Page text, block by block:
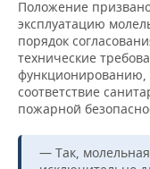
ФИГУРНОЕ
ВОДНЫЕ ВИДЫ
ХОККЕЙ С МЯЧОМ
МЕДИЦИНА
ОБРАЗОВАНИЕ
ПРОИСШЕСТВИЯ
Положение
эксплуатацию
порядок
технические
функционированию,
соответствие
пожарной
— Так,